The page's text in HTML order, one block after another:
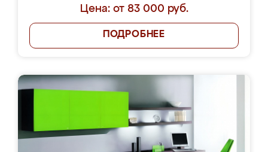
Цена: от 83 000 руб.
ПОДРОБНЕЕ